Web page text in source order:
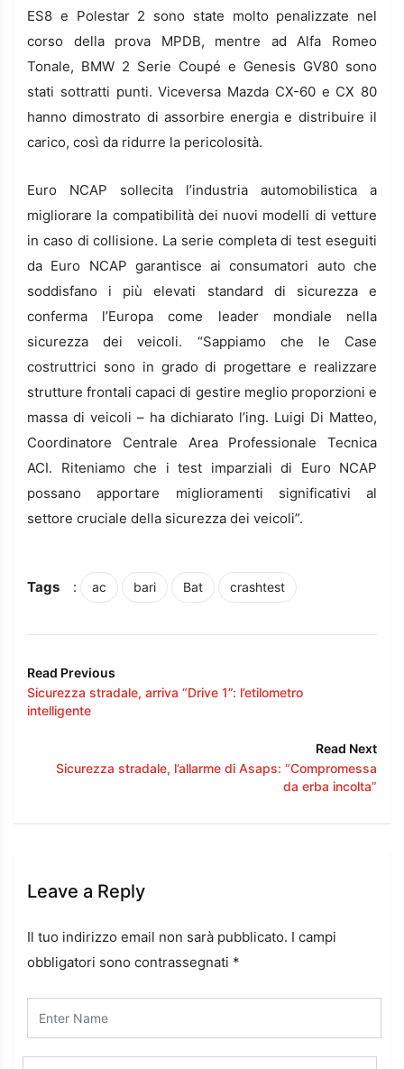
ES8 e Polestar 2 sono state molto penalizzate nel
corso della prova MPDB, mentre ad Alfa Romeo
Tonale, BMW 2 Serie Coupé e Genesis GV80 sono
stati sottratti punti. Viceversa Mazda CX-60 e CX 80
hanno dimostrato di assorbire energia e distribuire il
carico, così da ridurre la pericolosità.
Euro NCAP sollecita l’industria automobilistica a
migliorare la compatibilità dei nuovi modelli di vetture
in caso di collisione. La serie completa di test eseguiti
da Euro NCAP garantisce ai consumatori auto che
soddisfano i più elevati standard di sicurezza e
conferma l’Europa come leader mondiale nella
sicurezza dei veicoli. “Sappiamo che le Case
costruttrici sono in grado di progettare e realizzare
strutture frontali capaci di gestire meglio proporzioni e
massa di veicoli – ha dichiarato l’ing. Luigi Di Matteo,
Coordinatore Centrale Area Professionale Tecnica
ACI. Riteniamo che i test imparziali di Euro NCAP
possano apportare miglioramenti significativi al
settore cruciale della sicurezza dei veicoli”.
Tags : ac bari Bat crashtest
Read Previous
Sicurezza stradale, arriva “Drive 1”: l’etilometro
intelligente
Read Next
Sicurezza stradale, l’allarme di Asaps: “Compromessa
da erba incolta”
Leave a Reply
Il tuo indirizzo email non sarà pubblicato. I campi
obbligatori sono contrassegnati *